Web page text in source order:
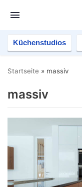
Küchenstudios
Startseite » massiv
massiv